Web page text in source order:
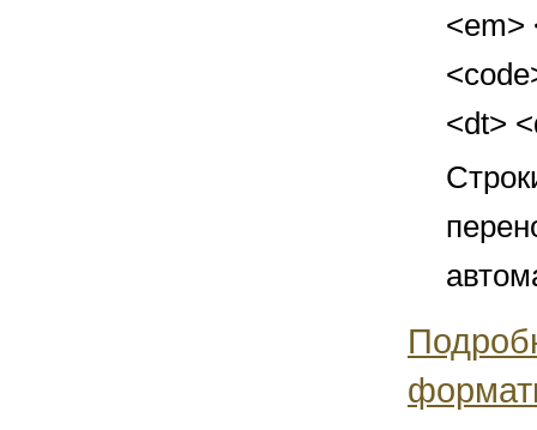
<em>
<dt>